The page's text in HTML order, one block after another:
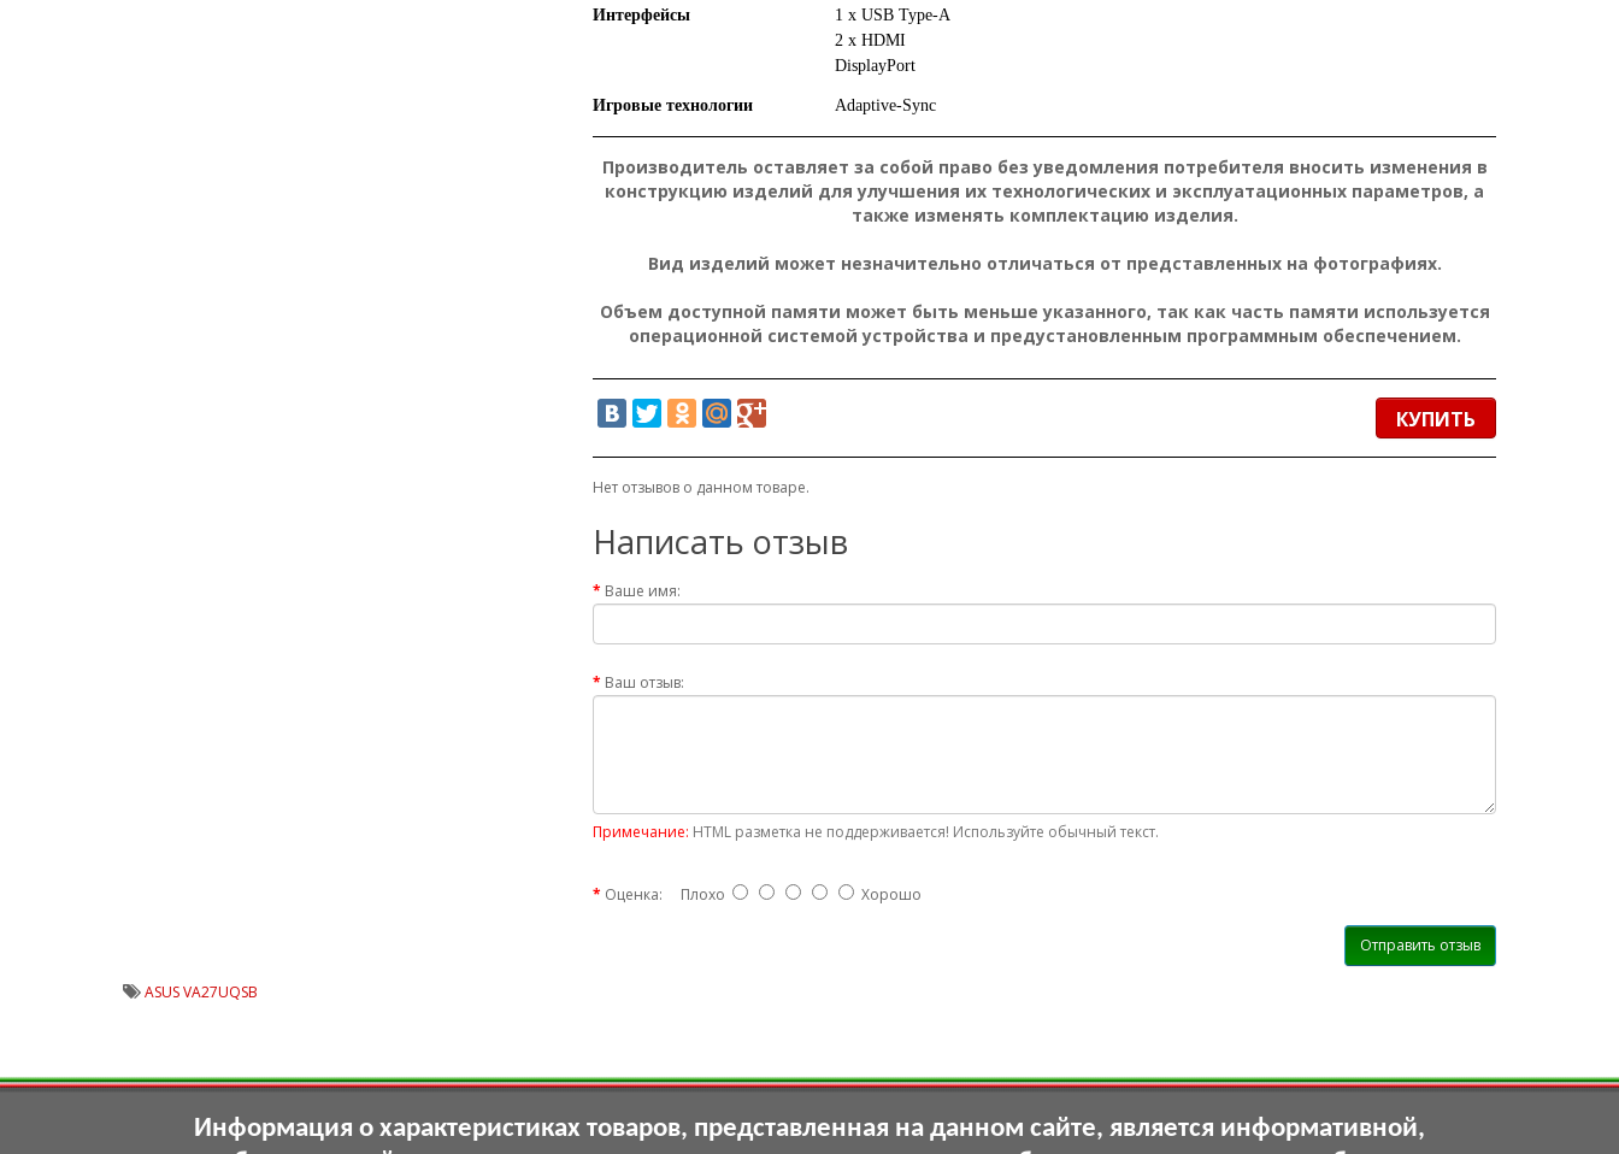
Интерфейсы
1 x USB Type-A
2 x HDMI
DisplayPort
Игровые технологии Adaptive-Sync
Производитель оставляет за собой право без уведомления потребителя вносить изменения в
конструкцию изделий для улучшения их технологических и эксплуатационных параметров, а
также изменять комплектацию изделия.
Вид изделий может незначительно отличаться от представленных на фотографиях.
Объем доступной памяти может быть меньше указанного, так как часть памяти используется
операционной системой устройства и предустановленным программным обеспечением.
КУПИТЬ
Нет отзывов о данном товаре.
Написать отзыв
Ваше имя:
Ваш отзыв:
Примечание: HTML разметка не поддерживается! Используйте обычный текст.
Оценка: Плохо Хорошо
Отправить отзыв
ASUS VA27UQSB
Информация о характеристиках товаров, представленная на данном сайте, является информативной,